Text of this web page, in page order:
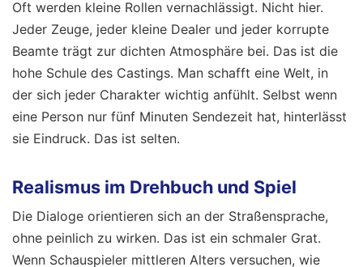
Oft werden kleine Rollen vernachlässigt. Nicht hier.
Jeder Zeuge, jeder kleine Dealer und jeder korrupte
Beamte trägt zur dichten Atmosphäre bei. Das ist die
hohe Schule des Castings. Man schafft eine Welt, in
der sich jeder Charakter wichtig anfühlt. Selbst wenn
eine Person nur fünf Minuten Sendezeit hat, hinterlässt
sie Eindruck. Das ist selten.
Realismus im Drehbuch und Spiel
Die Dialoge orientieren sich an der Straßensprache,
ohne peinlich zu wirken. Das ist ein schmaler Grat.
Wenn Schauspieler mittleren Alters versuchen, wie